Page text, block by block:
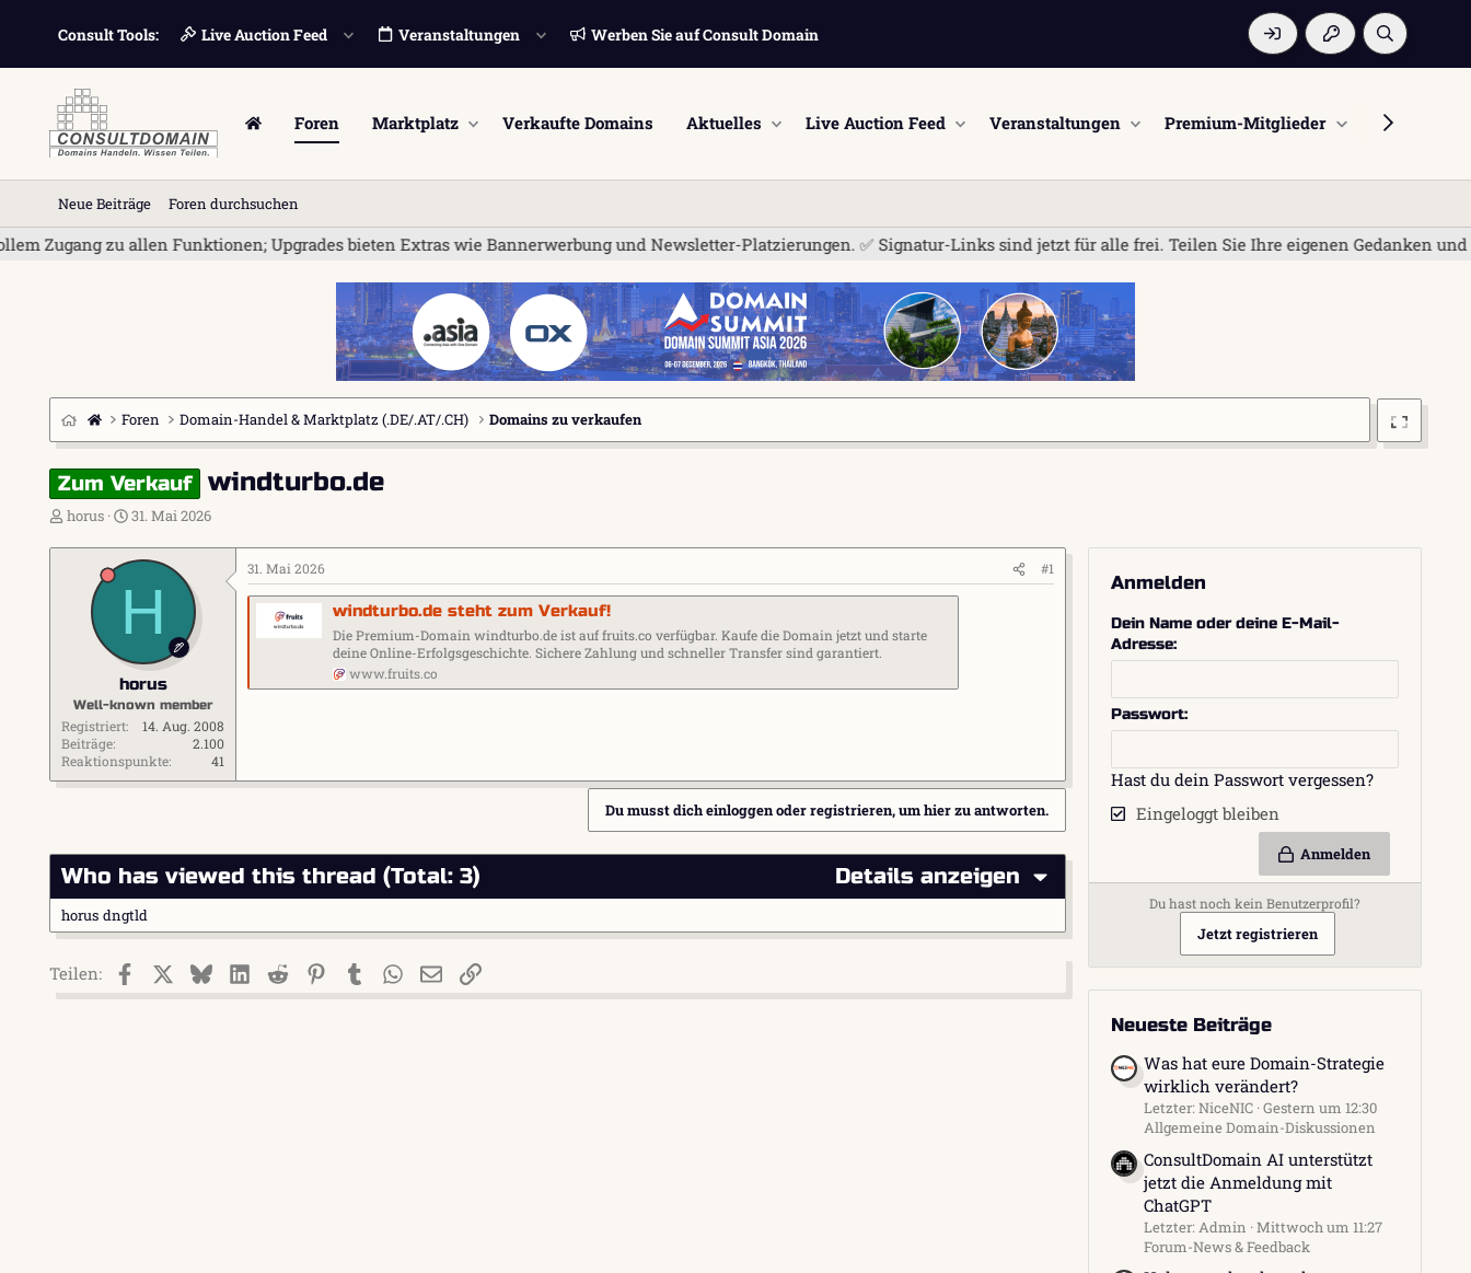
Consult Tools: Live Auction Feed Veranstaltungen Werben Sie auf Consult Domain
Foren Marktplatz Verkaufte Domains Aktuelles Live Auction Feed Veranstaltungen Premium-Mitglieder Mitglieder
Neue Beiträge Foren durchsuchen
allen Funktionen; Upgrades bieten Extras wie Bannerwerbung und Newsletter-Platzierungen. ✅ Signatur-Links sind jetzt für alle frei. Teilen Sie Ihre eigenen Gedanken und
Foren Domain-Handel & Marktplatz (.DE/.AT/.CH) Domains zu verkaufen
Zum Verkauf windturbo.de
E
s
horus
E
s
e
l
l
m
31. Mai 2026
H
horus
Well-known member
Registriert
14. Aug. 2008
Beiträge
2.100
Reaktionspunkte
41
31. Mai 2026 #1
windturbo.de steht zum Verkauf!
Die Premium-Domain windturbo.de ist auf fruits.co verfügbar. Kaufe die Domain jetzt und starte
deine Online-Erfolgsgeschichte. Sichere Zahlung und schneller Transfer sind garantiert.
www.fruits.co
Du musst dich einloggen oder registrieren, um hier zu antworten.
Who has viewed this thread (Total: 3) Details anzeigen
horus dngtld
Teilen: FacebookX (Twitter)
BlueskyLinkedIn
Reddit PinterestTumblrWhatsApp
E-MailLink
Anmelden
Dein Name oder deine E-Mail-
Adresse
Passwort
Hast du dein Passwort vergessen?
Eingeloggt bleiben
Anmelden
Du hast noch kein Benutzerprofil?
Jetzt registrieren
Neueste Beiträge
Was hat eure Domain-Strategie
wirklich verändert?
Letzter: NiceNIC Gestern um 12:30
Allgemeine Domain-Diskussionen
ConsultDomain AI unterstützt
jetzt die Anmeldung mit
ChatGPT
Letzter: Admin Mittwoch um 11:27
Forum-News & Feedback